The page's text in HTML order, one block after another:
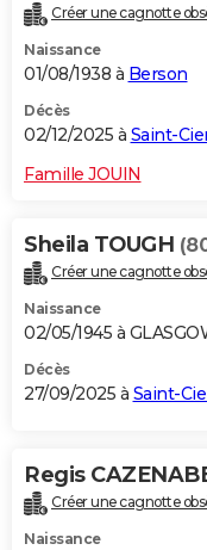
PROGRAMME TV
COPAINS D'AVANT
S'inscrire
Se connecter
Lycées
Collèges
Primaires
Universités
Entreprises
Service militaire
Avis de recherche
AVIS DE DÉCÈS
FORUM
Créer une cagnotte
Naissance
01/08/1938 à Berson
Décès
02/12/2025 à Saint-
Famille JOUIN
Sheila TOUGH
Créer une cagnotte
Naissance
02/05/1945 à
Décès
27/09/2025 à Saint-
Regis
Créer une cagnotte
Naissance